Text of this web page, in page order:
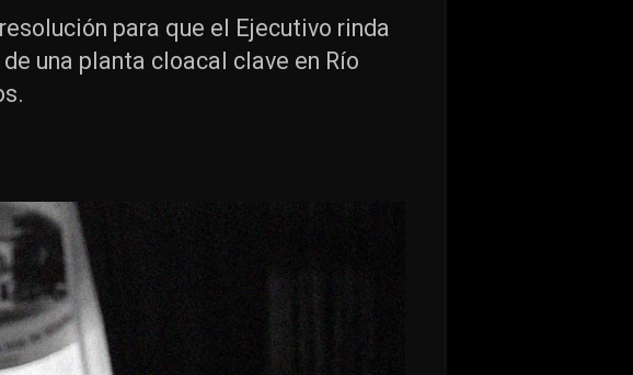
para que el Ejecutivo rinda
una planta cloacal clave en Río